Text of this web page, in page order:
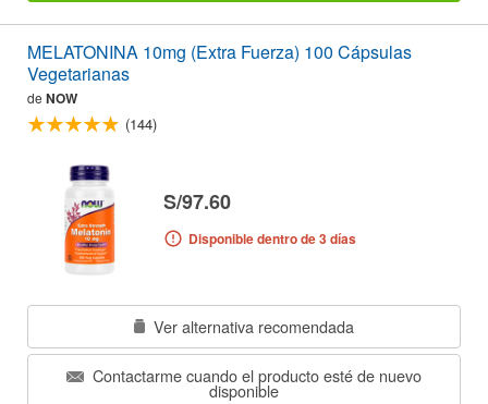
MELATONINA 10mg (Extra Fuerza) 100 Cápsulas
Vegetarianas
de NOW
(144)
S/97.60
Disponible dentro de 3 días
Ver alternativa recomendada
Contactarme cuando el producto esté de nuevo
disponible